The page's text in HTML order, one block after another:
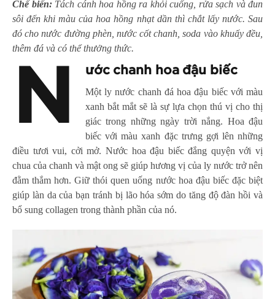
Chế biến: Tách cánh hoa hồng ra khỏi cuống, rửa sạch và đun
sôi đến khi màu của hoa hồng nhạt dần thì chắt lấy nước. Sau
đó cho nước đường phèn, nước cốt chanh, soda vào khuấy đều,
thêm đá và có thể thưởng thức.
N ước chanh hoa đậu biếc
Một ly nước chanh đá hoa đậu biếc với màu
xanh bắt mắt sẽ là sự lựa chọn thú vị cho thị
giác trong những ngày trời nắng. Hoa đậu
biếc với màu xanh đặc trưng gợi lên những
điều tươi vui, cởi mở. Nước hoa đậu biếc đắng quyện với vị
chua của chanh và mật ong sẽ giúp hương vị của ly nước trở nên
đằm thắm hơn. Giữ thói quen uống nước hoa đậu biếc đặc biệt
giúp làn da của bạn tránh bị lão hóa sớm do tăng độ đàn hồi và
bổ sung collagen trong thành phần của nó.